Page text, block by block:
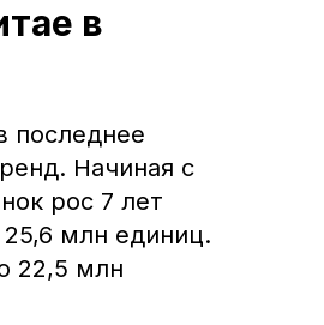
в
последнее
Начиная с
рос 7 лет
млн единиц.
22,5 млн